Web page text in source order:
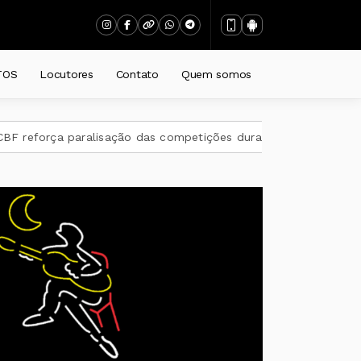
Locutores Contato Quem somos
das competições durante Copa Feminina em 2027